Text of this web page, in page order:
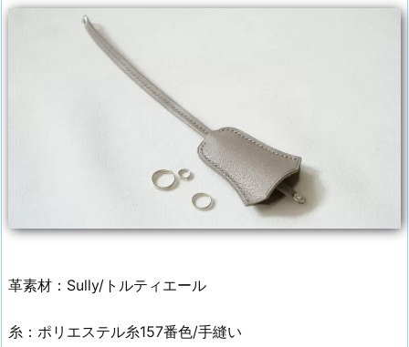
革素材：Sully/トルティエール
糸：ポリエステル糸157番色/手縫い